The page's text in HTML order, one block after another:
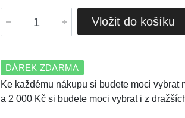
Vložit do košíku
DÁREK ZDARMA
Ke každému nákupu si budete moci vybrat
a 2 000 Kč si budete moci vybrat i z